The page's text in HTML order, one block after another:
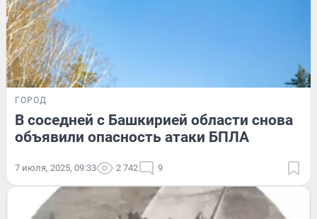
ГОРОД
В соседней с Башкирией области снова
объявили опасность атаки БПЛА
7 июля, 2025, 09:33 2 742 9